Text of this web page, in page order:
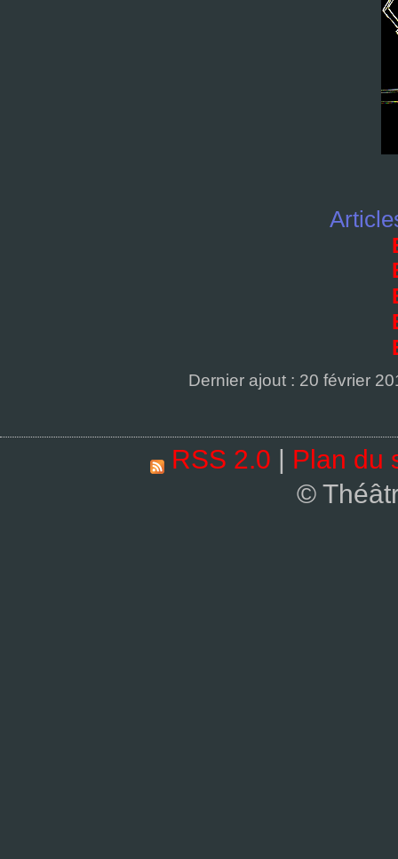
Dernier ajout : 20 février
RSS 2.0 | Plan du
©